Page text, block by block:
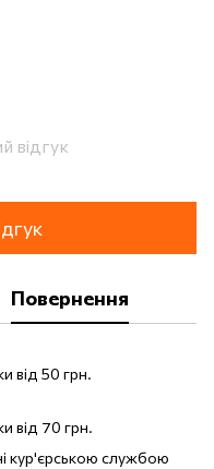
відгук
Повернення
від 50 грн.
від 70 грн.
кур'єрською службою